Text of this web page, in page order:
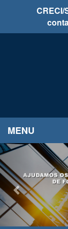
CRECI/
MENU
Previous